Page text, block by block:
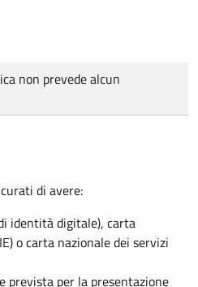
non prevede alcun
di avere:
identità digitale), carta
o carta nazionale dei servizi
prevista per la presentazione